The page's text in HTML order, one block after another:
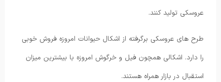
عروسکی تولید کنند.
طرح های عروسکی برگرفته از اشکال حیوانات امروزه فروش خوبی
را دارد. اشکالی همچون فیل و خرگوش امروزه با بیشترین میزان
استقبال در بازار همراه هستند.